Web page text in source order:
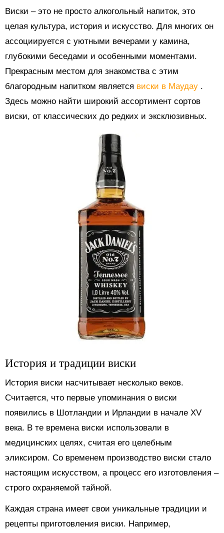
Виски – это не просто алкогольный напиток, это
целая культура, история и искусство. Для многих он
ассоциируется с уютными вечерами у камина,
глубокими беседами и особенными моментами.
Прекрасным местом для знакомства с этим
благородным напитком является виски в Маудау .
Здесь можно найти широкий ассортимент сортов
виски, от классических до редких и эксклюзивных.
История и традиции виски
История виски насчитывает несколько веков.
Считается, что первые упоминания о виски
появились в Шотландии и Ирландии в начале XV
века. В те времена виски использовали в
медицинских целях, считая его целебным
эликсиром. Со временем производство виски стало
настоящим искусством, а процесс его изготовления –
строго охраняемой тайной.
Каждая страна имеет свои уникальные традиции и
рецепты приготовления виски. Например,